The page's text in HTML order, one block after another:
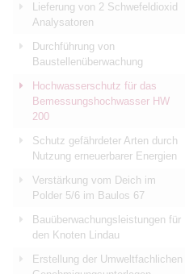
Lieferung von 2 Schwefeldioxid
Analysatoren
Durchführung von
Baustellenüberwachung
Hochwasserschutz für das
Bemessungshochwasser HW
200
Schutz gefährdeter Arten durch
Nutzung erneuerbarer Energien
Verstärkung vom Deich im
Polder 5/6 im Baulos 67
Bauüberwachungsleistungen für
den Knoten Lindau
Erstellung der Umweltfachlichen